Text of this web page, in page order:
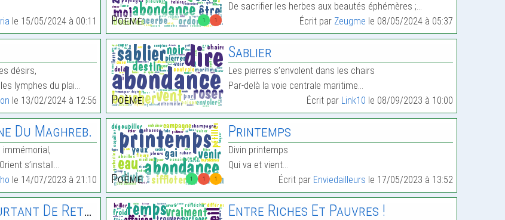
le 15/05/2024 à 00:11 1 1
Poème:
De sacrifier les herbes aux beautés éphémères ;…
Écrit par Zeugme le 08/05/2024 à 05:37
désirs,
lymphes du plai…
le 13/02/2024 à 12:56 Poème:
Sablier
Les pierres s’envolent dans les chairs
Par-delà la voie centrale maritime…
Écrit par Link10 le 08/09/2023 à 10:00
Du Maghreb.
s’install…
le 14/07/2023 à 21:10 1 1 1
Poème:
Printemps
Divin printemps
Qui va et vient…
Écrit par Enviedailleurs le 17/05/2023 à 13:52
De Retour Entre Riches Et Pauvres !